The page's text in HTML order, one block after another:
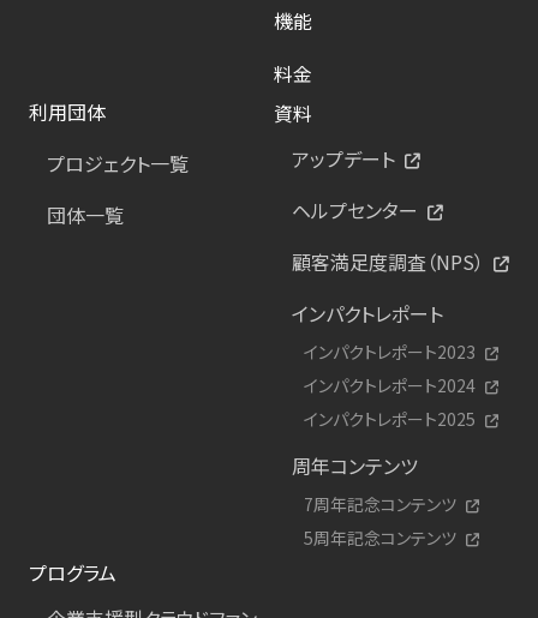
機能
料金
利用団体
プロジェクト一覧
団体一覧
資料
アップデート
ヘルプセンター
顧客満足度調査（NPS）
インパクトレポート
インパクトレポート2023
インパクトレポート2024
インパクトレポート2025
周年コンテンツ
7周年記念コンテンツ
5周年記念コンテンツ
プログラム